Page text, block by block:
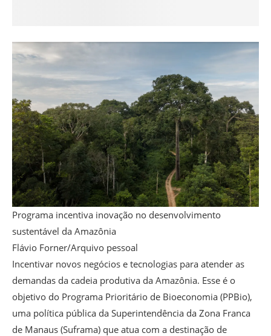
Programa incentiva inovação no desenvolvimento
sustentável da Amazônia
Flávio Forner/Arquivo pessoal
Incentivar novos negócios e tecnologias para atender as
demandas da cadeia produtiva da Amazônia. Esse é o
objetivo do Programa Prioritário de Bioeconomia (PPBio),
uma política pública da Superintendência da Zona Franca
de Manaus (Suframa) que atua com a destinação de